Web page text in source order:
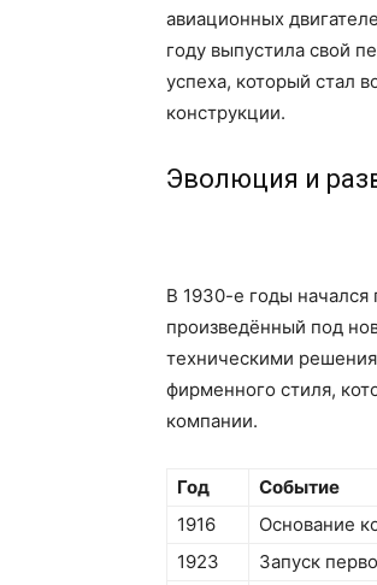
авиационных
году выпустила свой
успеха, который стал
конструкции.
Эволюция и
В 1930-е годы начался
произведённый под
техническими
фирменного стиля,
компании.
Год
Событие
1916
Основание
1923
Запуск